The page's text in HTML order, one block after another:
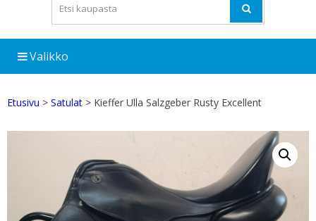
Valikko
Etusivu > Satulat > Kieffer Ulla Salzgeber Rusty Excellent